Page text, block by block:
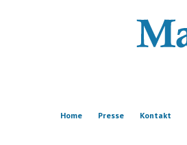
Home Presse Kontakt